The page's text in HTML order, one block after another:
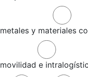
metales y materiales
movilidad e